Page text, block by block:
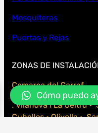
Mosquiteras
Puertas y Rejas
ZONAS DE
Comarca del Garraf
. Vilanova i La Geltrú •
Cubelles • Olivella •
Cómo puedo